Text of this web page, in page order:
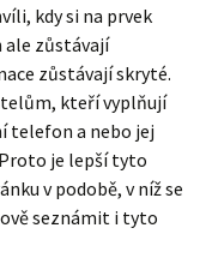
kdy si na prvek
ale zůstávají
zůstávají skryté.
kteří vyplňují
telefon a nebo jej
je lepší tyto
v podobě, v níž se
seznámit i tyto